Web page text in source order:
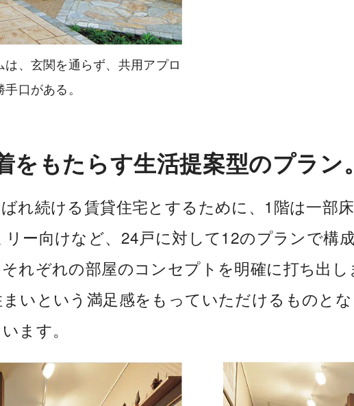
、玄関を通らず、共用アプロ
口がある。
もたらす生活提案型のプラン。
れ続ける賃貸住宅とするために、1階は一部
ー向けなど、24戸に対して12のプランで構
れぞれの部屋のコンセプトを明確に打ち出
いという満足感をもっていただけるものと
ます。